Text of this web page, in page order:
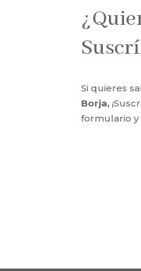
Si quieres
Borja,
formulario y